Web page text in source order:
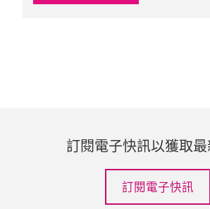
訂閱電子快訊以獲取
訂閱電子快訊